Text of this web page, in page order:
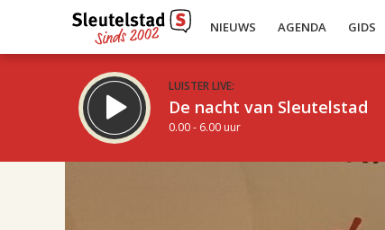
NIEUWS AGENDA GIDS
LUISTER LIVE:
De nacht van Sleutelstad
0.00 - 6.00 uur